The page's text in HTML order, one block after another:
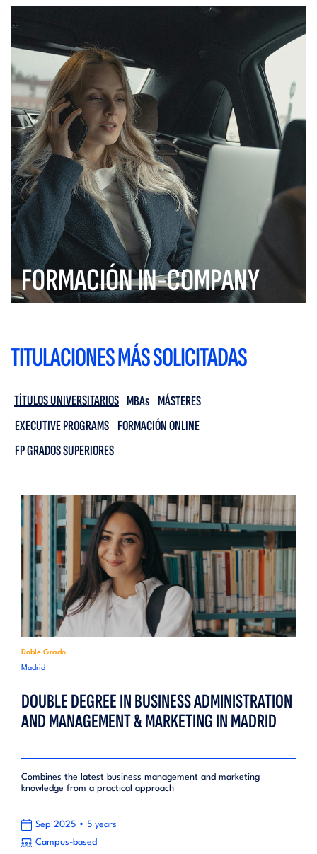
FORMACIÓN IN-COMPANY
TITULACIONES MÁS SOLICITADAS
TÍTULOS UNIVERSITARIOS MBAs MÁSTERES
EXECUTIVE PROGRAMS FORMACIÓN ONLINE
FP GRADOS SUPERIORES
Doble Grado
Madrid
DOUBLE DEGREE IN BUSINESS ADMINISTRATION
AND MANAGEMENT & MARKETING IN MADRID
Combines the latest business management and marketing
knowledge from a practical approach
Sep 2025 • 5 years
Campus-based